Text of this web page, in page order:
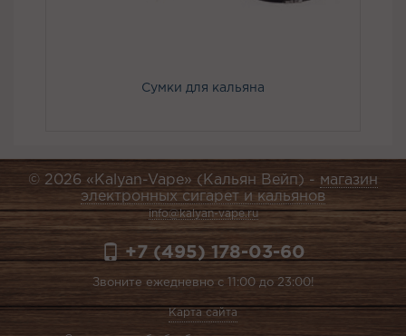
Сумки для кальяна
© 2026 «Kalyan-Vape» (Кальян Вейп) - магазин
электронных сигарет и кальянов
info@kalyan-vape.ru
+7 (495) 178-03-60
Звоните ежедневно с 11:00 до 23:00!
Карта сайта